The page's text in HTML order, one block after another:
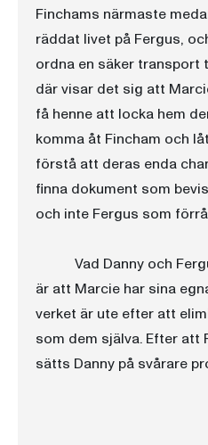
Finchams närmaste
räddat livet på Fergus,
ordna en säker transport
där visar det sig att
få henne att locka hem
komma åt Fincham och
förstå att deras enda
finna dokument som
och inte Fergus som
Vad Danny och
är att Marcie har sina
verket är ute efter att
som dem själva. Efter att
sätts Danny på svårare